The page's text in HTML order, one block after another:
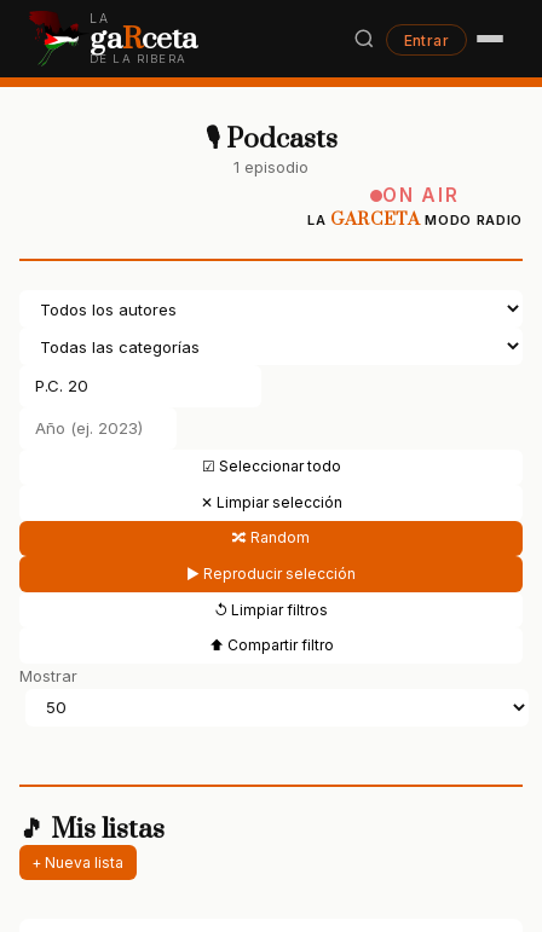
LA
gaRceta
DE LA RIBERA
Entrar
🎙 Podcasts
1 episodio
ON AIR
LA GARCETAMODO RADIO
☑ Seleccionar todo
✕ Limpiar selección
🔀 Random
▶ Reproducir selección
↺ Limpiar filtros
⬆ Compartir filtro
Mostrar
🎵 Mis listas
+ Nueva lista